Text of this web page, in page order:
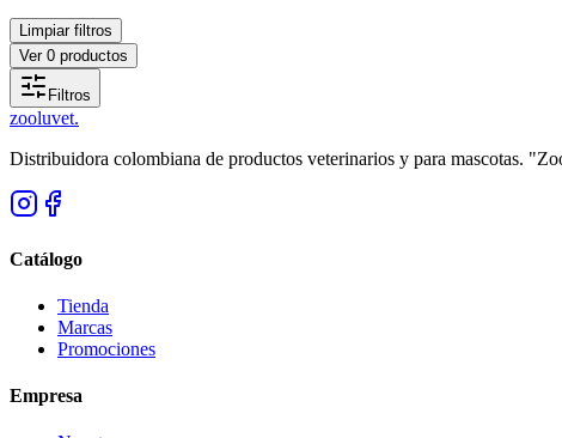
Limpiar filtros
Ver 0 productos
Filtros
zooluvet.
Distribuidora colombiana de productos veterinarios y para mascotas.
Catálogo
Tienda
Marcas
Promociones
Empresa